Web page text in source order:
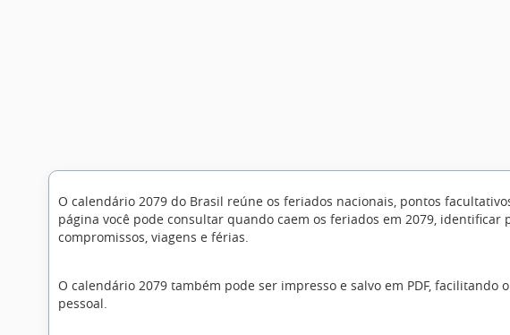
O calendário 2079 do Brasil reúne os feriados nacionais, pontos
página você pode consultar quando caem os feriados em 2079,
compromissos, viagens e férias.
O calendário 2079 também pode ser impresso e salvo em PDF,
pessoal.